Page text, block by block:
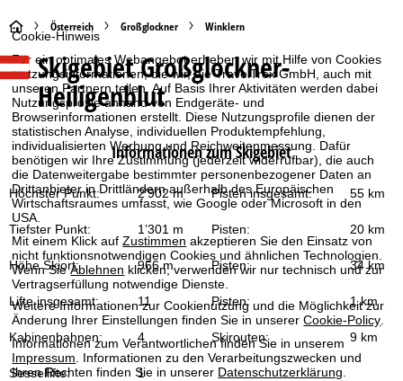
Cookie-Hinweis
Für ein optimales Webangebot erheben wir mit Hilfe von Cookies
Nutzungsinformationen, die wir, die TravelTrex GmbH, auch mit
unseren Partnern teilen. Auf Basis Ihrer Aktivitäten werden dabei
Nutzungsprofile anhand von Endgeräte- und
Browserinformationen erstellt. Diese Nutzungsprofile dienen der
statistischen Analyse, individuellen Produktempfehlung,
individualisierten Werbung und Reichweitenmessung. Dafür
benötigen wir Ihre Zustimmung (jederzeit widerrufbar), die auch
die Datenweitergabe bestimmter personenbezogener Daten an
Drittanbieter in Drittländern außerhalb des Europäischen
Wirtschaftsraumes umfasst, wie Google oder Microsoft in den
USA.
Mit einem Klick aufZustimmen akzeptieren Sie den Einsatz von
nicht funktionsnotwendigen Cookies und ähnlichen Technologien.
Wenn SieAblehnen klicken, verwenden wir nur technisch und zur
Vertragserfüllung notwendige Dienste.
Weitere Informationen zur Cookienutzung und die Möglichkeit zur
Änderung Ihrer Einstellungen finden Sie in unsererCookie-Policy
Informationen zum Verantwortlichen finden Sie in unserem
Impressum . Informationen zu den Verarbeitungszwecken und
Ihren Rechten finden Sie in unserer Datenschutzerklärung
S
t
a
r
t
s
e
i
t
e
Österreich Großglockner Winklern
SkigebietGroßglockner-
Heiligenblut
Informationen zum Skigebiet
Höchster Punkt: 2’902 m Pisten insgesamt: 55 km
Tiefster Punkt: 1’301 m Pisten: 20 km
Höhe Skiort: 966 m Pisten: 34 km
Lifte insgesamt: 11 Pisten: 1 km
Kabinenbahnen: 4 Skirouten: 9 km
Sessellifte: 1